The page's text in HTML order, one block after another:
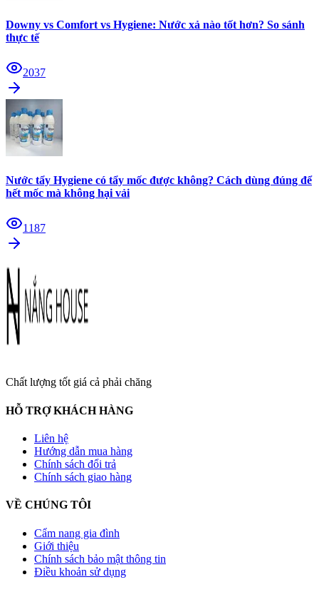
Downy vs Comfort vs Hygiene: Nước xả nào tốt hơn? So sánh
thực tế
2037
Nước tẩy Hygiene có tẩy mốc được không? Cách dùng đúng để
hết mốc mà không hại vải
1187
Chất lượng tốt giá cả phải chăng
HỖ TRỢ KHÁCH HÀNG
Liên hệ
Hướng dẫn mua hàng
Chính sách đổi trả
Chính sách giao hàng
VỀ CHÚNG TÔI
Cẩm nang gia đình
Giới thiệu
Chính sách bảo mật thông tin
Điều khoản sử dụng